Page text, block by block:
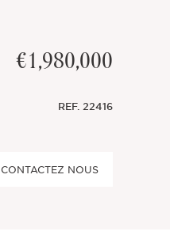
€1,980,000
REF. 22416
CONTACTEZ NOUS